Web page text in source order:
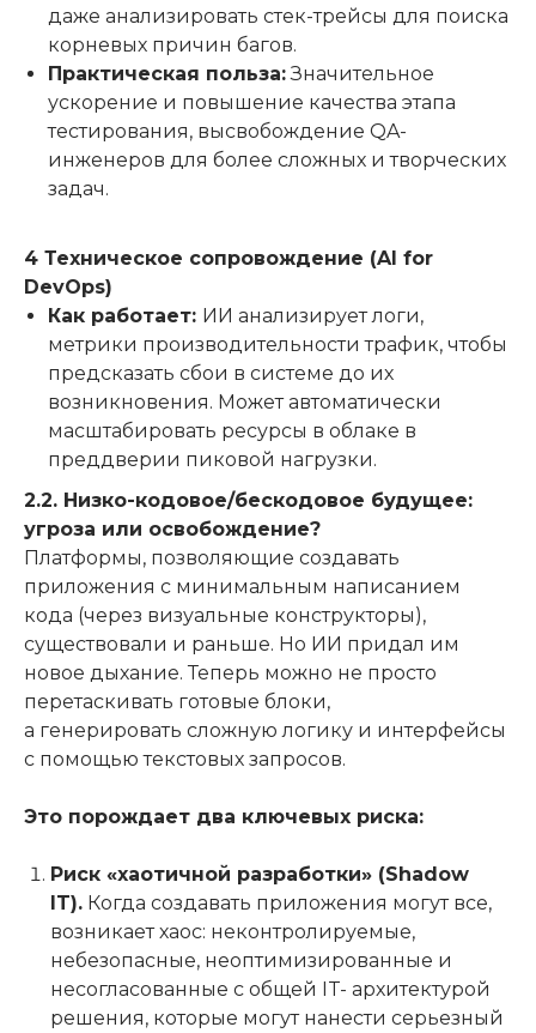
даже анализировать стек-трейсы для поиска
корневых причин багов.
Практическая польза:Значительное
ускорение и повышение качества этапа
тестирования, высвобождение QA-
инженеров для более сложных и творческих
задач.
4 Техническое сопровождение (AI for
DevOps)
Как работает: ИИ анализирует логи,
метрики производительности трафик, чтобы
предсказать сбои в системе до их
возникновения. Может автоматически
масштабировать ресурсы в облаке в
преддверии пиковой нагрузки.
2.2. Низко-кодовое/бескодовое будущее:
угроза или освобождение?
Платформы, позволяющие создавать
приложения с минимальным написанием
кода (через визуальные конструкторы),
существовали и раньше. Но ИИ придал им
новое дыхание. Теперь можно не просто
перетаскивать готовые блоки,
а генерировать сложную логику и интерфейсы
с помощью текстовых запросов.
Это порождает два ключевых риска:
Риск «хаотичной разработки» (Shadow
IT). Когда создавать приложения могут все,
возникает хаос: неконтролируемые,
небезопасные, неоптимизированные и
несогласованные с общей IT- архитектурой
решения, которые могут нанести серьезный